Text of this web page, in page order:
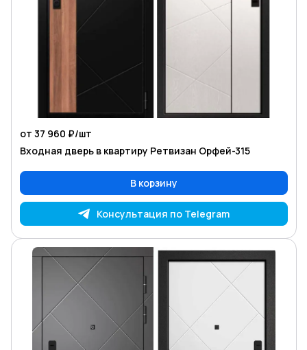
от 37 960 ₽/шт
Входная дверь в квартиру Ретвизан Орфей-315
В корзину
Консультация по Telegram